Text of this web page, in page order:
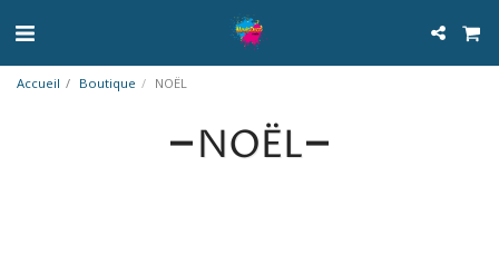
Accueil Boutique NOËL
NOËL